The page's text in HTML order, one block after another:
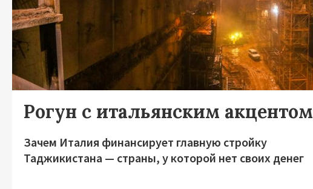
Рогун с итальянским акцентом
Зачем Италия финансирует главную стройку
Таджикистана — страны, у которой нет своих денег